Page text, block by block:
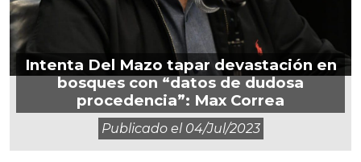
Intenta Del Mazo tapar devastación en
bosques con “datos de dudosa
procedencia”: Max Correa
Publicado el 04/jul/2023